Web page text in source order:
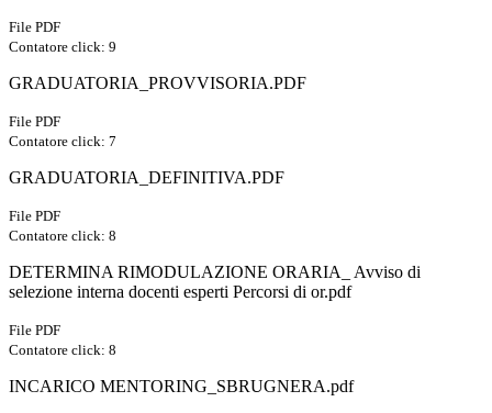
File PDF
Contatore click: 9
GRADUATORIA_PROVVISORIA.PDF
File PDF
Contatore click: 7
GRADUATORIA_DEFINITIVA.PDF
File PDF
Contatore click: 8
DETERMINA RIMODULAZIONE ORARIA_ Avviso di
selezione interna docenti esperti Percorsi di or.pdf
File PDF
Contatore click: 8
INCARICO MENTORING_SBRUGNERA.pdf